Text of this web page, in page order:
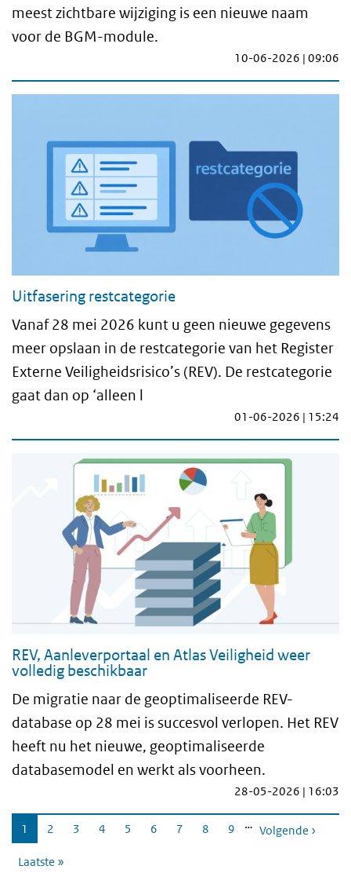
meest zichtbare wijziging is een nieuwe naam
voor de BGM-module.
10-06-2026 | 09:06
Uitfasering restcategorie
Vanaf 28 mei 2026 kunt u geen nieuwe gegevens
meer opslaan in de restcategorie van het Register
Externe Veiligheidsrisico’s (REV). De restcategorie
gaat dan op ‘alleen l
01-06-2026 | 15:24
REV, Aanleverportaal en Atlas Veiligheid weer
volledig beschikbaar
De migratie naar de geoptimaliseerde REV-
database op 28 mei is succesvol verlopen. Het REV
heeft nu het nieuwe, geoptimaliseerde
databasemodel en werkt als voorheen.
28-05-2026 | 16:03
Paginering
Huidige
pagina
1 Pagina
2 Pagina
3 Pagina
4 Pagina
5 Pagina
6 Pagina
7 Pagina
8 Pagina
9 … Volgende ›
Laatste »